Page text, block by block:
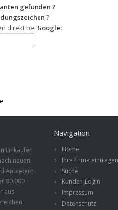
gefunden ?
?
direkt bei Google:
Einkäufer
neuen
Anbietern
80.000
aus
Navigation
Home
Ihre Firma eintragen
Suche
Kunden-Login
Impressum
Datenschutz